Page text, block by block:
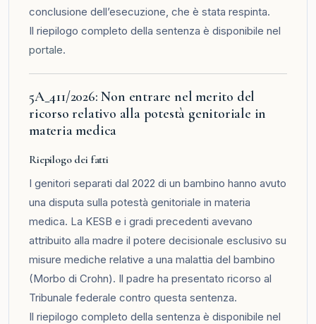
conclusione dell’esecuzione, che è stata respinta.
Il riepilogo completo della sentenza è disponibile nel
portale.
5A_411/2026: Non entrare nel merito del
ricorso relativo alla potestà genitoriale in
materia medica
Riepilogo dei fatti
I genitori separati dal 2022 di un bambino hanno avuto
una disputa sulla potestà genitoriale in materia
medica. La KESB e i gradi precedenti avevano
attribuito alla madre il potere decisionale esclusivo su
misure mediche relative a una malattia del bambino
(Morbo di Crohn). Il padre ha presentato ricorso al
Tribunale federale contro questa sentenza.
Il riepilogo completo della sentenza è disponibile nel